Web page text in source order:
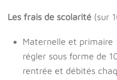
Les frais de scolarité (sur
Maternelle et
régler sous forme de
rentrée et débités